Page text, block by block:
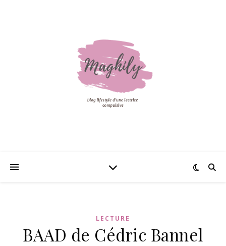
LECTURE
BAAD de Cédric Bannel